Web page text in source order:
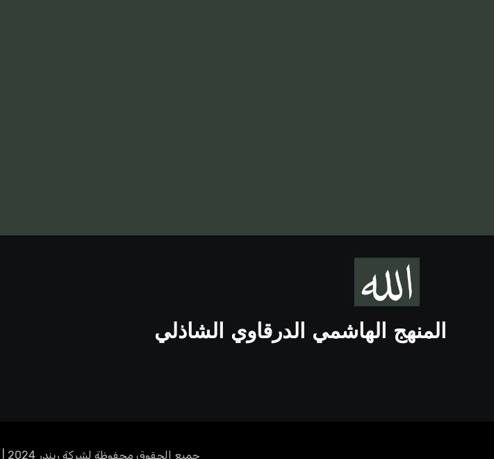
المنهج الهاشمي الدرقاوي الشاذلي
جميع الحقوق محفوظة لشركة ريندر 2024